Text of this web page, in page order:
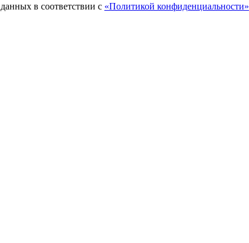
в соответствии с «Политикой конфиденциальности»